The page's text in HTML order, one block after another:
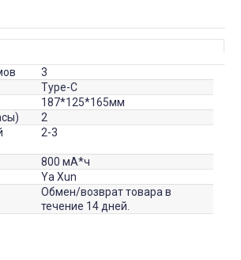
3
Type-C
187*125*165мм
2
2-3
800 мА*ч
Ya Xun
Обмен/возврат товара в
течение 14 дней.